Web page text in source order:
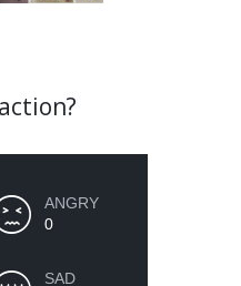
0
ANGRY
SAD